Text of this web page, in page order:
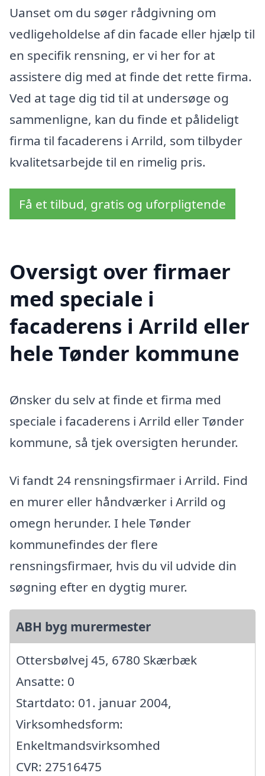
Uanset om du søger rådgivning om
vedligeholdelse af din facade eller hjælp til
en specifik rensning, er vi her for at
assistere dig med at finde det rette firma.
Ved at tage dig tid til at undersøge og
sammenligne, kan du finde et pålideligt
firma til facaderens i Arrild, som tilbyder
kvalitetsarbejde til en rimelig pris.
Få et tilbud, gratis og uforpligtende
Oversigt over firmaer
med speciale i
facaderens i Arrild eller
hele Tønder kommune
Ønsker du selv at finde et firma med
speciale i facaderens i Arrild eller Tønder
kommune, så tjek oversigten herunder.
Vi fandt 24 rensningsfirmaer i Arrild. Find
en murer eller håndværker i Arrild og
omegn herunder. I hele Tønder
kommunefindes der flere
rensningsfirmaer, hvis du vil udvide din
søgning efter en dygtig murer.
ABH byg murermester
Ottersbølvej 45, 6780 Skærbæk
Ansatte: 0
Startdato: 01. januar 2004,
Virksomhedsform:
Enkeltmandsvirksomhed
CVR: 27516475